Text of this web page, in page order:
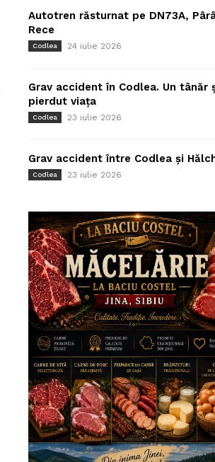
Autotren răsturnat pe DN73A,
Rece
Codlea 24 iulie 2026
Grav accident în Codlea. Un tânăr
pierdut viața
Codlea 23 iulie 2026
Grav accident între Codlea și
Codlea 23 iulie 2026